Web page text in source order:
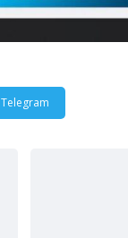
Telegram